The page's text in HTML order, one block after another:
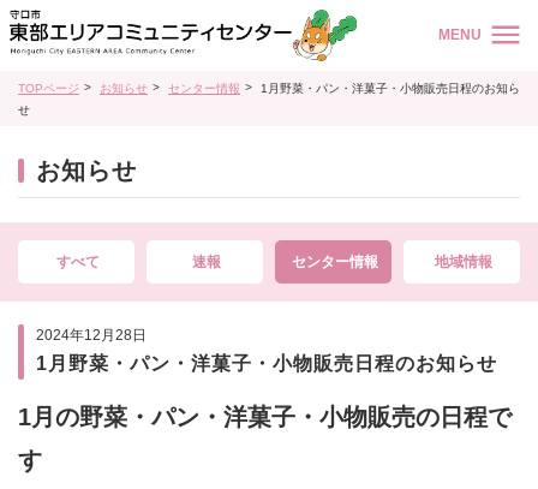
MENU
TOPページ お知らせ センター情報
1月野菜・パン・洋菓子・小物販売日程のお知ら
せ
お知らせ
すべて 速報 センター情報 地域情報
2024年12月28日
1月野菜・パン・洋菓子・小物販売日程のお知らせ
1月の野菜・パン・洋菓子・小物販売の日程で
す